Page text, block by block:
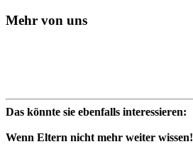
Mehr von uns
Das könnte sie ebenfalls interessieren:
Wenn Eltern nicht mehr weiter wissen!